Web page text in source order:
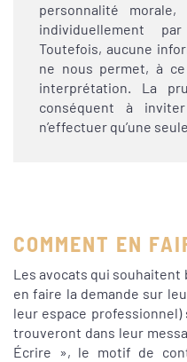
personnalité
individuellement
Toutefois, aucune
ne nous permet, à
interprétation. La
conséquent à
n’effectuer qu’une
COMMENT EN
Les avocats qui
en faire la demande sur
leur espace
trouveront dans leur
Écrire », le motif de